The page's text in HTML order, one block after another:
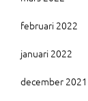
februari 2022
januari 2022
december 2021